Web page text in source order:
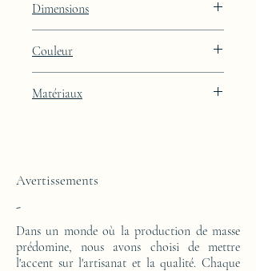
Dimensions
: 29cm
Couleur
intégration de feuille de platine
Matériaux
Avertissements
-
Dans un monde où la production de masse
prédomine, nous avons choisi de mettre
l'accent sur l'artisanat et la qualité. Chaque